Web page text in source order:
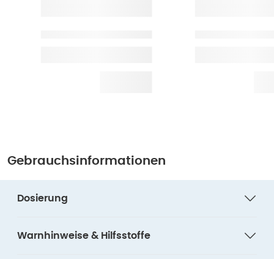
Gebrauchsinformationen
Dosierung
Warnhinweise & Hilfsstoffe